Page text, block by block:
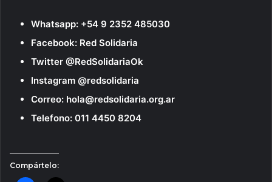
Whatsapp: +54 9 2352 485030
Facebook: Red Solidaria
Twitter @RedSolidariaOk
Instagram @redsolidaria
Correo: hola@redsolidaria.org.ar
Telefono: 011 4450 8204
Compártelo: